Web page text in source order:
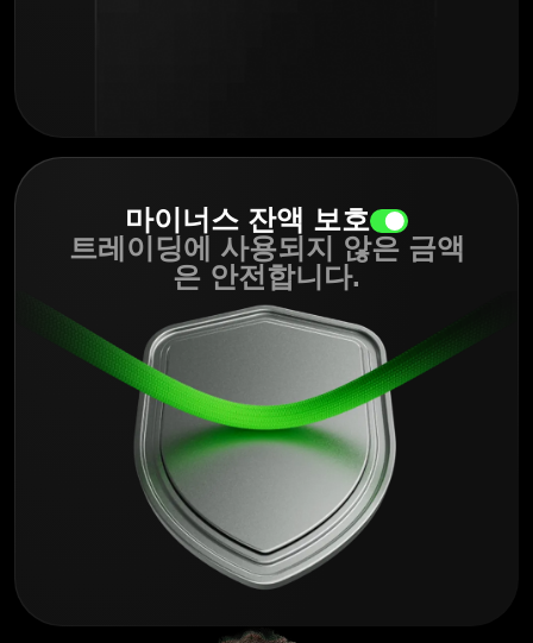
마이너스 잔액 보호
트레이딩에 사용되지 않은 금액
은 안전합니다.